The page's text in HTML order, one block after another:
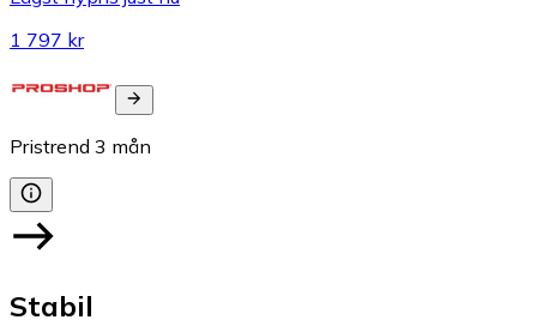
1 797 kr
Pristrend 3 mån
Stabil